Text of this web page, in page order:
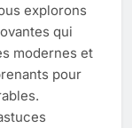
explorons
qui
modernes et
pour